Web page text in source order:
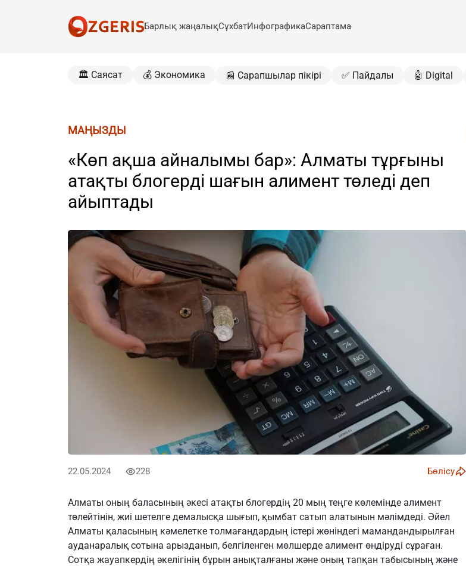
Барлық жаңалықСұхбатИнфографикаСараптама
🏛️ Саясат 💰 Экономика 📰 Сарапшылар пікірі ✅ Пайдалы 🤖 Digital
МАҢЫЗДЫ
«Көп ақша айналымы бар»: Алматы тұрғыны
атақты блогерді шағын алимент төледі деп
айыптады
22.05.2024 228 Бөлісу
Алматы оның баласының әкесі атақты блогердің 20 мың теңге көлемінде алимент
төлейтінін, жиі шетелге демалысқа шығып, қымбат сатып алатынын мәлімдеді. Әйел
Алматы қаласының кәмелетке толмағандардың істері жөніндегі мамандандырылған
ауданаралық сотына арызданып, белгіленген мөлшерде алимент өндіруді сұраған.
Сотқа жауапкердің әкелігінің бұрын анықталғаны және оның тапқан табысының және